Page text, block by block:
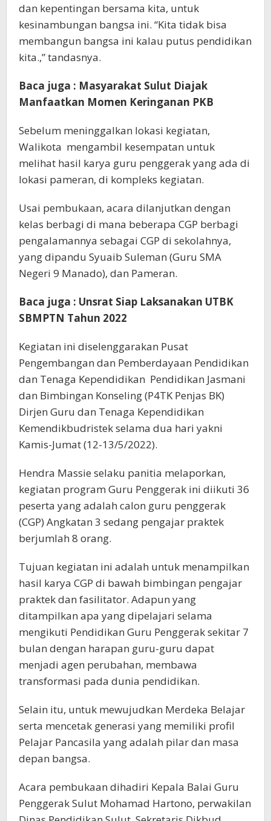
dan kepentingan bersama kita, untuk
kesinambungan bangsa ini. “Kita tidak bisa
membangun bangsa ini kalau putus pendidikan
kita.,” tandasnya.
Baca juga : Masyarakat Sulut Diajak
Manfaatkan Momen Keringanan PKB
Sebelum meninggalkan lokasi kegiatan,
Walikota mengambil kesempatan untuk
melihat hasil karya guru penggerak yang ada di
lokasi pameran, di kompleks kegiatan.
Usai pembukaan, acara dilanjutkan dengan
kelas berbagi di mana beberapa CGP berbagi
pengalamannya sebagai CGP di sekolahnya,
yang dipandu Syuaib Suleman (Guru SMA
Negeri 9 Manado), dan Pameran.
Baca juga : Unsrat Siap Laksanakan UTBK
SBMPTN Tahun 2022
Kegiatan ini diselenggarakan Pusat
Pengembangan dan Pemberdayaan Pendidikan
dan Tenaga Kependidikan Pendidikan Jasmani
dan Bimbingan Konseling (P4TK Penjas BK)
Dirjen Guru dan Tenaga Kependidikan
Kemendikbudristek selama dua hari yakni
Kamis-Jumat (12-13/5/2022).
Hendra Massie selaku panitia melaporkan,
kegiatan program Guru Penggerak ini diikuti 36
peserta yang adalah calon guru penggerak
(CGP) Angkatan 3 sedang pengajar praktek
berjumlah 8 orang.
Tujuan kegiatan ini adalah untuk menampilkan
hasil karya CGP di bawah bimbingan pengajar
praktek dan fasilitator. Adapun yang
ditampilkan apa yang dipelajari selama
mengikuti Pendidikan Guru Penggerak sekitar 7
bulan dengan harapan guru-guru dapat
menjadi agen perubahan, membawa
transformasi pada dunia pendidikan.
Selain itu, untuk mewujudkan Merdeka Belajar
serta mencetak generasi yang memiliki profil
Pelajar Pancasila yang adalah pilar dan masa
depan bangsa.
Acara pembukaan dihadiri Kepala Balai Guru
Penggerak Sulut Mohamad Hartono, perwakilan